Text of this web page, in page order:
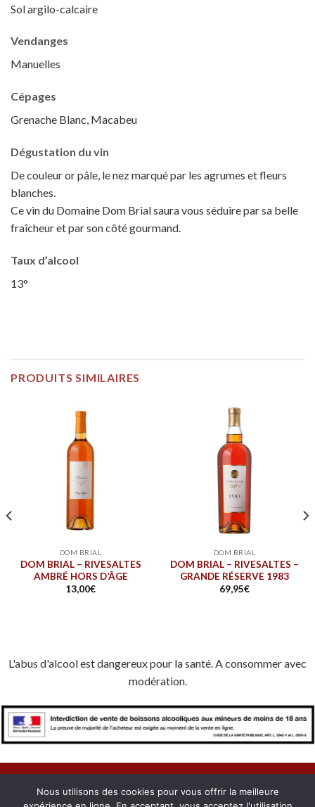
Sol argilo-calcaire
Vendanges
Manuelles
Cépages
Grenache Blanc, Macabeu
Dégustation du vin
De couleur or pâle, le nez marqué par les agrumes et fleurs
blanches.
Ce vin du Domaine Dom Brial saura vous séduire par sa belle
fraîcheur et par son côté gourmand.
Taux d’alcool
13°
PRODUITS SIMILAIRES
DOM BRIAL
DOM BRIAL – RIVESALTES
AMBRÉ HORS D’ÂGE
13,00€
DOM BRIAL
DOM BRIAL – RIVESALTES –
GRANDE RÉSERVE 1983
69,95€
L'abus d'alcool est dangereux pour la santé. A consommer avec
modération.
Nous utilisons des cookies pour vous offrir la meilleure